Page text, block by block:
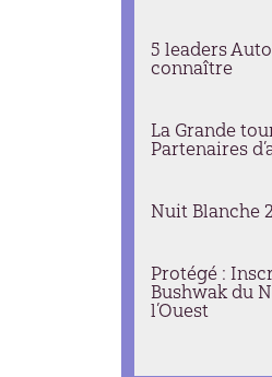
5 leaders
connaître
La Grande
Partenaires
Nuit Blanche
Protégé :
Bushwak du
l’Ouest